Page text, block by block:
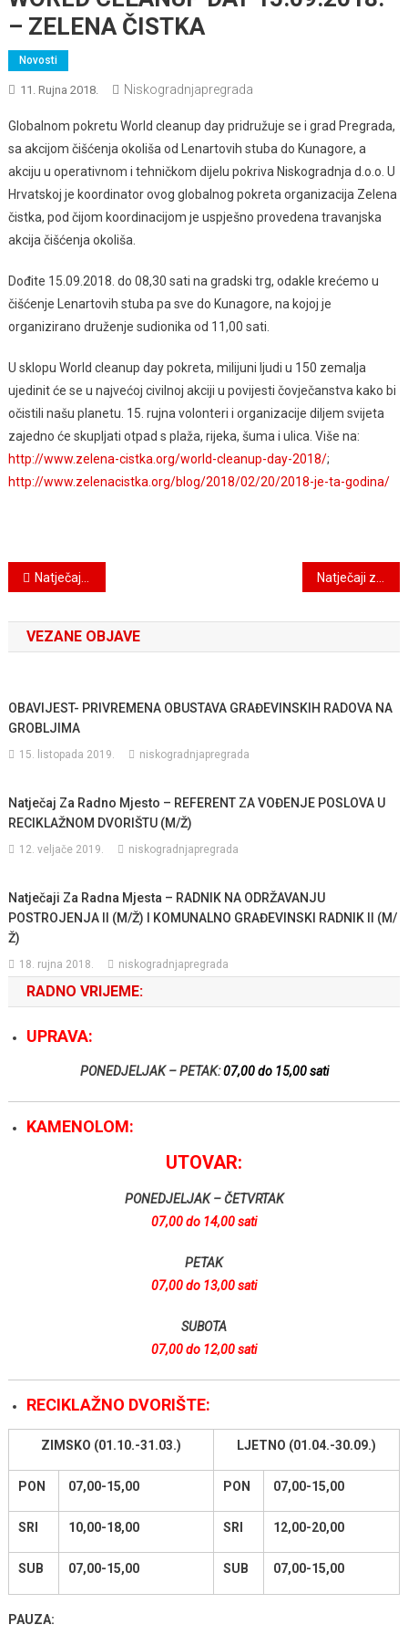
– ZELENA ČISTKA
Novosti
11. Rujna 2018. Niskogradnjapregrada
Globalnom pokretu World cleanup day pridružuje se i grad Pregrada,
sa akcijom čišćenja okoliša od Lenartovih stuba do Kunagore, a
akciju u operativnom i tehničkom dijelu pokriva Niskogradnja d.o.o. U
Hrvatskoj je koordinator ovog globalnog pokreta organizacija Zelena
čistka, pod čijom koordinacijom je uspješno provedena travanjska
akcija čišćenja okoliša.
Dođite 15.09.2018. do 08,30 sati na gradski trg, odakle krećemo u
čišćenje Lenartovih stuba pa sve do Kunagore, na kojoj je
organizirano druženje sudionika od 11,00 sati.
U sklopu World cleanup day pokreta, milijuni ljudi u 150 zemalja
ujedinit će se u najvećoj civilnoj akciji u povijesti čovječanstva kako bi
očistili našu planetu. 15. rujna volonteri i organizacije diljem svijeta
zajedno će skupljati otpad s plaža, rijeka, šuma i ulica. Više na:
http://www.zelena-cistka.org/world-cleanup-day-2018/;
http://www.zelenacistka.org/blog/2018/02/20/2018-je-ta-godina/
Navigacija
objava
Natječaji za radna mjesta–RUKOVATELJ GRAĐEVINSKIM STROJEVIMA (M/Ž), RADNIK NA ODRŽAVANJU POSTROJENJA (M/Ž) i KOMUNALNO GRAĐEVINSKI RADNIK (M/Ž) Natječaji za radna mjesta – RADNIK NA ODRŽAVANJU POSTROJENJA II (M/Ž) i KOMUNALNO GRAĐEVINSKI RADNIK II (M/Ž)
VEZANE OBJAVE
OBAVIJEST- PRIVREMENA OBUSTAVA GRAĐEVINSKIH RADOVA NA
GROBLJIMA
15. listopada 2019. niskogradnjapregrada
Natječaj Za Radno Mjesto – REFERENT ZA VOĐENJE POSLOVA U
RECIKLAŽNOM DVORIŠTU (M/Ž)
12. veljače 2019. niskogradnjapregrada
Natječaji Za Radna Mjesta – RADNIK NA ODRŽAVANJU
POSTROJENJA II (M/Ž) I KOMUNALNO GRAĐEVINSKI RADNIK II (M/
Ž)
18. rujna 2018. niskogradnjapregrada
RADNO VRIJEME:
UPRAVA:
PONEDJELJAK – PETAK:07,00 do 15,00 sati
KAMENOLOM:
UTOVAR:
PONEDJELJAK – ČETVRTAK
07,00 do 14,00 sati
PETAK
07,00 do 13,00 sati
SUBOTA
07,00 do 12,00 sati
RECIKLAŽNO DVORIŠTE:
ZIMSKO (01.10.-31.03.) LJETNO (01.04.-30.09.)
PON 07,00-15,00 PON 07,00-15,00
SRI 10,00-18,00 SRI 12,00-20,00
SUB 07,00-15,00 SUB 07,00-15,00
PAUZA: